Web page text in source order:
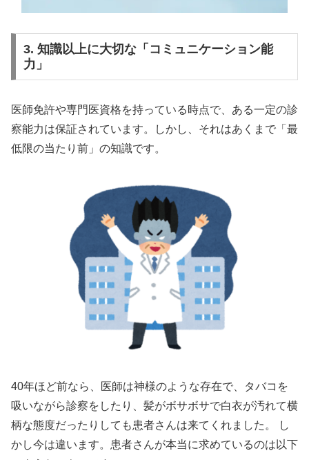
3. 知識以上に大切な「コミュニケーション能
力」
医師免許や専門医資格を持っている時点で、ある一定の診
察能力は保証されています。しかし、それはあくまで「最
低限の当たり前」の知識です。
40年ほど前なら、医師は神様のような存在で、タバコを
吸いながら診察をしたり、髪がボサボサで白衣が汚れて横
柄な態度だったりしても患者さんは来てくれました。 し
かし今は違います。患者さんが本当に求めているのは以下